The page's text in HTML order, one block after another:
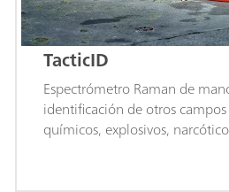
TacticID
Espectrómetro Raman de
identificación de otros
químicos, explosivos,